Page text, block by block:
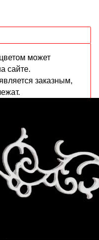
может
сайте.
заказным,